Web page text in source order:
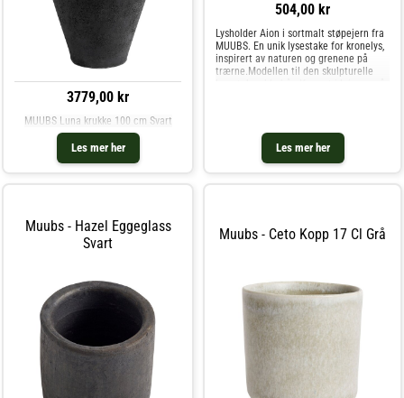
3779,00 kr
Les mer her
MUUBS Luna krukke 100 cm Svart
504,00 kr
Les mer her
Lysholder Aion i sortmalt støpejern fra
MUUBS. En unik lysestake for kronelys,
inspirert av naturen og grenene på
trærne.Modellen til den skulpturelle
Muubs - Hazel Eggeglass
Svart
Muubs - Ceto Kopp 17 Cl Grå